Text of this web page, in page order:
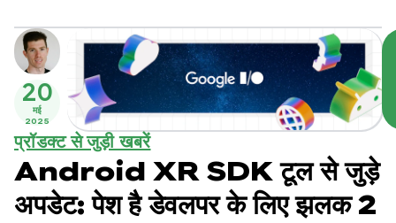
20
मई
2025
प्रॉडक्ट से जुड़ी खबरें
Android XR SDK टूल से जुड़े
अपडेट: पेश है डेवलपर के लिए झलक 2